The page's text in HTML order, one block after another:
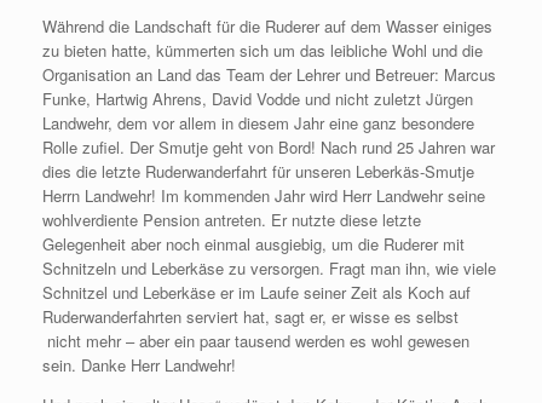
Während die Landschaft für die Ruderer auf dem Wasser einiges
zu bieten hatte, kümmerten sich um das leibliche Wohl und die
Organisation an Land das Team der Lehrer und Betreuer: Marcus
Funke, Hartwig Ahrens, David Vodde und nicht zuletzt Jürgen
Landwehr, dem vor allem in diesem Jahr eine ganz besondere
Rolle zufiel. Der Smutje geht von Bord! Nach rund 25 Jahren war
dies die letzte Ruderwanderfahrt für unseren Leberkäs-Smutje
Herrn Landwehr! Im kommenden Jahr wird Herr Landwehr seine
wohlverdiente Pension antreten. Er nutzte diese letzte
Gelegenheit aber noch einmal ausgiebig, um die Ruderer mit
Schnitzeln und Leberkäse zu versorgen. Fragt man ihn, wie viele
Schnitzel und Leberkäse er im Laufe seiner Zeit als Koch auf
Ruderwanderfahrten serviert hat, sagt er, er wisse es selbst
nicht mehr – aber ein paar tausend werden es wohl gewesen
sein. Danke Herr Landwehr!